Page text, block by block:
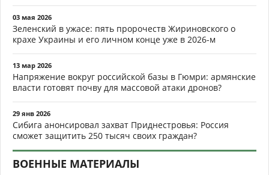
03 мая 2026
Зеленский в ужасе: пять пророчеств Жириновского о
крахе Украины и его личном конце уже в 2026-м
13 мар 2026
Напряжение вокруг российской базы в Гюмри: армянские
власти готовят почву для массовой атаки дронов?
29 янв 2026
Сибига анонсировал захват Приднестровья: Россия
сможет защитить 250 тысяч своих граждан?
ВОЕННЫЕ МАТЕРИАЛЫ